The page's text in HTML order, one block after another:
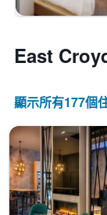
East
顯示所有177​個